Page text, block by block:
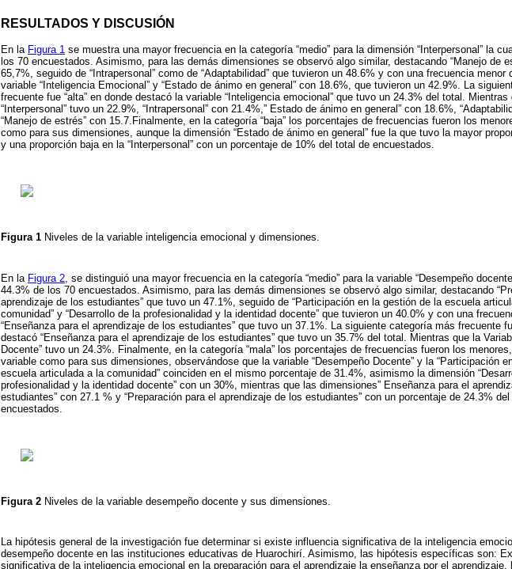
RESULTADOS Y DISCUSIÓN
En la Figura 1 se muestra una mayor frecuencia en la categoría “medio” para la dimensión “Interpersonal” la
los 70 encuestados. Asimismo, para las demás dimensiones se observó algo similar, destacando “Manejo de
65,7%, seguido de “Intrapersonal” como de “Adaptabilidad” que tuvieron un 48.6% y con una frecuencia menor
variable “Inteligencia Emocional” y “Estado de ánimo en general” con 18.6%, que tuvieron un 42.9%. La
frecuente fue “alta” en donde destacó la variable “Inteligencia emocional” que tuvo un 24.3% del total.
“Interpersonal” tuvo un 22.9%, “Intrapersonal” con 21.4%,” Estado de ánimo en general” con 18.6%,
“Manejo de estrés” con 15.7.Finalmente, en la categoría “baja” los porcentajes de frecuencias fueron los
como para sus dimensiones, aunque la dimensión “Estado de ánimo en general” fue la que tuvo la mayor
y una proporción baja en la “Interpersonal” con un porcentaje de 10% del total de encuestados.
Figura 1 Niveles de la variable inteligencia emocional y dimensiones.
En la Figura 2 , se distinguió una mayor frecuencia en la categoría “medio” para la variable “Desempeño
44.3% de los 70 encuestados. Asimismo, para las demás dimensiones se observó algo similar, destacando
aprendizaje de los estudiantes” que tuvo un 47.1%, seguido de “Participación en la gestión de la escuela
comunidad” y “Desarrollo de la profesionalidad y la identidad docente” que tuvieron un 40.0% y con una
“Enseñanza para el aprendizaje de los estudiantes” que tuvo un 37.1%. La siguiente categoría más frecuente
destacó “Enseñanza para el aprendizaje de los estudiantes” que tuvo un 35.7% del total. Mientras que la
Docente” tuvo un 24.3%. Finalmente, en la categoría “mala” los porcentajes de frecuencias fueron los
variable como para sus dimensiones, observándose que la variable “Desempeño Docente” y la “Participación
escuela articulada a la comunidad” coinciden en el mismo porcentaje de 31.4%, asimismo la dimensión
profesionalidad y la identidad docente” con un 30%, mientras que las dimensiones” Enseñanza para el
estudiantes” con 27.1 % y “Preparación para el aprendizaje de los estudiantes” con un porcentaje de 24.3%
encuestados.
Figura 2 Niveles de la variable desempeño docente y sus dimensiones.
La hipótesis general de la investigación fue determinar si existe influencia significativa de la inteligencia
desempeño docente en las instituciones educativas de Huarochirí. Asimismo, las hipótesis específicas son:
significativa de la inteligencia emocional en la preparación para el aprendizaje la enseñanza por el aprendizaje,